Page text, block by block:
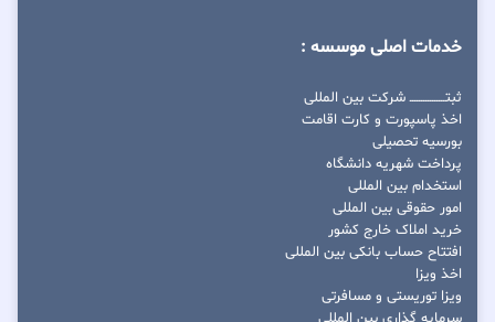
خدمات اصلی موسسه :
ثبتــــــــــــــــ شرکت بین المللی
اخذ پاسپورت و کارت اقامت
بورسیه تحصیلی
پرداخت شهریه دانشگاه
استخدام بین المللی
امور حقوقی بین المللی
خرید املاک خارج کشور
افتتاح حساب بانکی بین المللی
اخذ ویزا
ویزا توریستی و مسافرتی